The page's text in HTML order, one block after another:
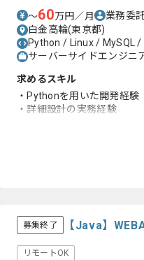
〜60万円／月 業務委
白金高輪(東京都)
Python / Linux / MySQL
サーバーサイドエンジニ
求めるスキル
・Pythonを用いた開発経験
・詳細設計の実務経験
募集終了 【Java】
リモートOK